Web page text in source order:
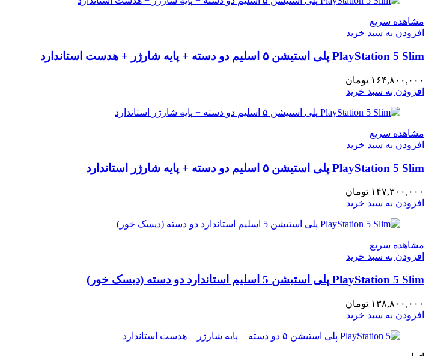
مشاهده سریع
افزودن به سبد خرید
PlayStation 5 Slim پلی استیشن ۵ اسلیم دو دسته + پایه شارژر + هدست استاندارد
۱۶۴,۸۰۰,۰۰۰ تومان
افزودن به سبد خرید
مشاهده سریع
افزودن به سبد خرید
PlayStation 5 Slim پلی استیشن ۵ اسلیم دو دسته + پایه شارژر استاندارد
۱۴۷,۳۰۰,۰۰۰ تومان
افزودن به سبد خرید
مشاهده سریع
افزودن به سبد خرید
PlayStation 5 Slim پلی استیشن 5 اسلیم استاندارد دو دسته (دیسک خور)
۱۳۸,۸۰۰,۰۰۰ تومان
افزودن به سبد خرید